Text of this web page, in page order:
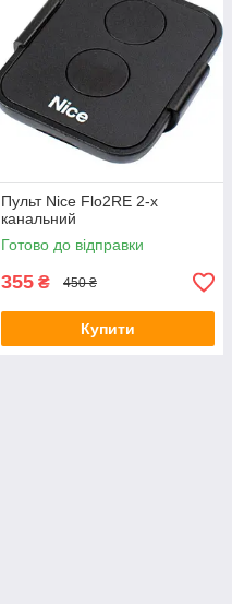
Пульт Nice Flo2RE 2-х
канальний
Готово до відправки
355 ₴ 450 ₴
Купити